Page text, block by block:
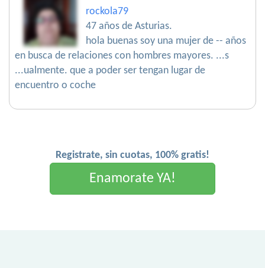
rockola79
47 años de Asturias.
hola buenas soy una mujer de -- años
en busca de relaciones con hombres mayores. ...s
...ualmente. que a poder ser tengan lugar de
encuentro o coche
Registrate, sin cuotas, 100% gratis!
Enamorate YA!